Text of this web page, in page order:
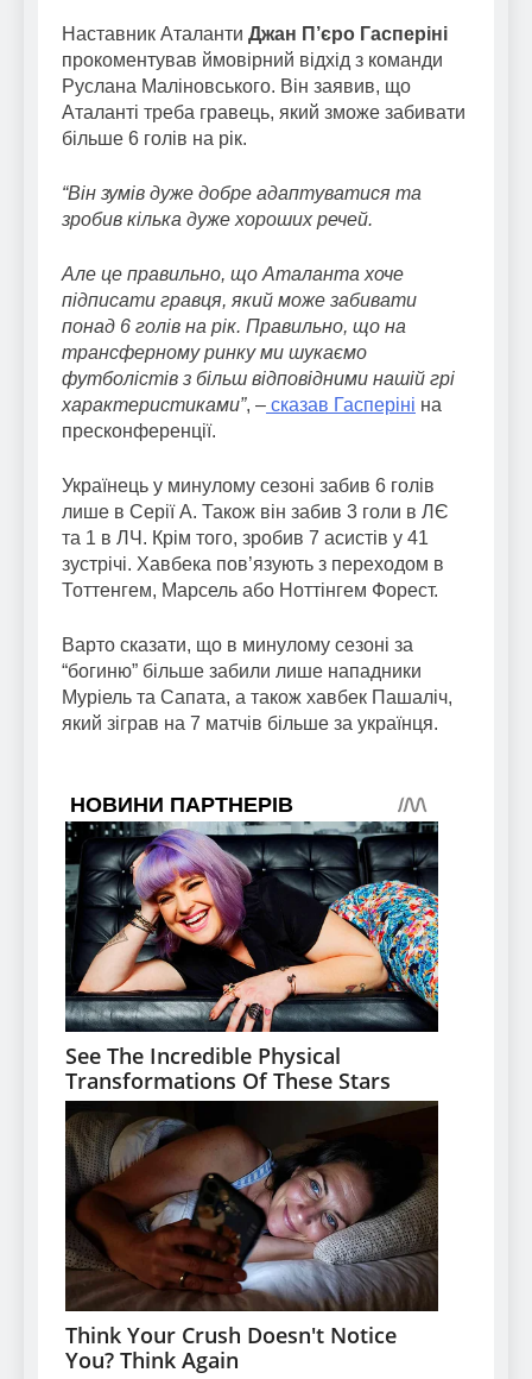
Наставник Аталанти Джан П’єро Гасперіні
прокоментував ймовірний відхід з команди
Руслана Маліновського. Він заявив, що
Аталанті треба гравець, який зможе забивати
більше 6 голів на рік.
“Він зумів дуже добре адаптуватися та
зробив кілька дуже хороших речей.
Але це правильно, що Аталанта хоче
підписати гравця, який може забивати
понад 6 голів на рік. Правильно, що на
трансферному ринку ми шукаємо
футболістів з більш відповідними нашій грі
характеристиками”, – сказав Гасперіні на
пресконференції.
Українець у минулому сезоні забив 6 голів
лише в Серії А. Також він забив 3 голи в ЛЄ
та 1 в ЛЧ. Крім того, зробив 7 асистів у 41
зустрічі. Хавбека пов’язують з переходом в
Тоттенгем, Марсель або Ноттінгем Форест.
Варто сказати, що в минулому сезоні за
“богиню” більше забили лише нападники
Муріель та Сапата, а також хавбек Пашаліч,
який зіграв на 7 матчів більше за українця.